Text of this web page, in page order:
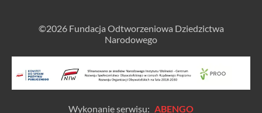
©2026 Fundacja Odtworzeniowa Dziedzictwa
Narodowego
Wykonanie serwisu: ABENGO